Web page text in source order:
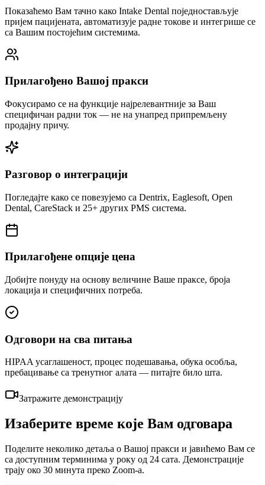
Показаћемо Вам тачно како Intake Dental поједностављује
пријем пацијената, автоматизује радне токове и интегрише се
са Вашим постојећим системима.
Прилагођено Вашој пракси
Фокусирамо се на функције најрелевантније за Ваш
специфичан радни ток — не на унапред припремљену
продајну причу.
Разговор о интеграцији
Погледајте како се повезујемо са Dentrix, Eaglesoft, Open
Dental, CareStack и 25+ других PMS система.
Прилагођене опције цена
Добијте понуду на основу величине Ваше праксе, броја
локација и специфичних потреба.
Одговори на сва питања
HIPAA усаглашеност, процес подешавања, обука особља,
пребацивање са тренутног алата — питајте било шта.
Затражите демонстрацију
Изаберите време које Вам одговара
Поделите неколико детаља о Вашој пракси и јавићемо Вам се
са доступним терминима у року од 24 сата. Демонстрације
трају око 30 минута преко Zoom-а.